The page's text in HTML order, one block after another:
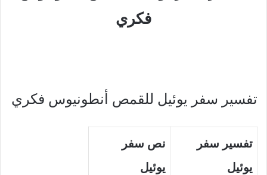
فكري
تفسير سفر يوئيل للقمص أنطونيوس فكري
تفسير سفر
يوئيل
نص سفر
يوئيل